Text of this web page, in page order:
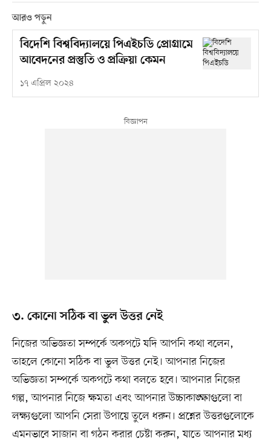
আরও পড়ুন
বিদেশি বিশ্ববিদ্যালয়ে পিএইচডি প্রোগ্রামে
আবেদনের প্রস্তুতি ও প্রক্রিয়া কেমন
১৭ এপ্রিল ২০২৪
৩. কোনো সঠিক বা ভুল উত্তর নেই
নিজের অভিজ্ঞতা সম্পর্কে অকপটে যদি আপনি কথা বলেন,
তাহলে কোনো সঠিক বা ভুল উত্তর নেই। আপনার নিজের
অভিজ্ঞতা সম্পর্কে অকপটে কথা বলতে হবে। আপনার নিজের
গল্প, আপনার নিজে ক্ষমতা এবং আপনার উচ্চাকাঙ্ক্ষাগুলো বা
লক্ষ্যগুলো আপনি সেরা উপায়ে তুলে ধরুন। প্রশ্নের উত্তরগুলোকে
এমনভাবে সাজান বা গঠন করার চেষ্টা করুন, যাতে আপনার মধ্য